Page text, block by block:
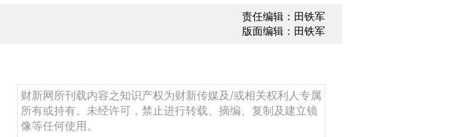
责任编辑：田铁军
版面编辑：田铁军
财新网所刊载内容之知识产权为财新传媒及/或相关权利人专属
所有或持有。未经许可，禁止进行转载、摘编、复制及建立镜
像等任何使用。